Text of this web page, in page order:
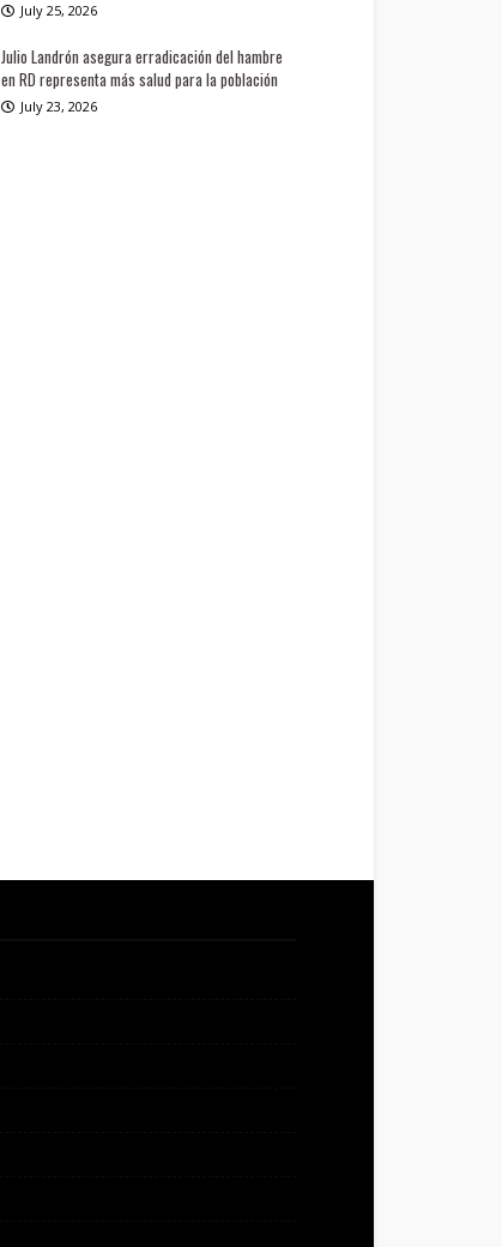
July 25, 2026
Julio Landrón asegura erradicación del hambre
en RD representa más salud para la población
July 23, 2026